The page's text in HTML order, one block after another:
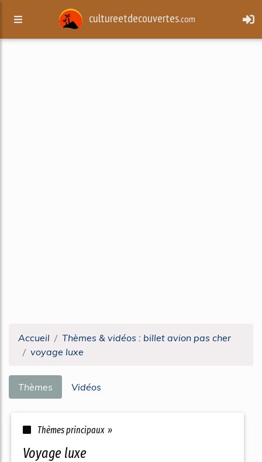
cultureetdecouvertes.com
Accueil
Thèmes & vidéos : billet avion pas cher
voyage luxe
Thèmes Vidéos
Thèmes principaux »
voyage luxe